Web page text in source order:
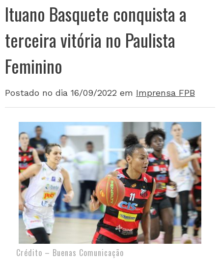
Ituano Basquete conquista a
terceira vitória no Paulista
Feminino
Postado no dia 16/09/2022 em Imprensa FPB
Crédito – Buenas Comunicação